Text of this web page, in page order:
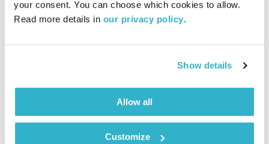
your consent. You can choose which cookies to allow.
Read more details in our privacy policy.
Show details
Allow all
Customize
הקשר בין גוף ונפש הדוק.כאב פיזי יכול להיות סימן או תוצאה של כאב
או למחלה.מה הקשר בין קבלה עצמית לריפוי עצמי וכיצד השיטה
אודיו